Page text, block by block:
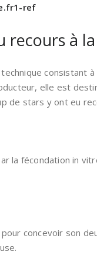
ref
recours à la
consistant
elle est
de stars y ont eu
la fécondation in
concevoir son